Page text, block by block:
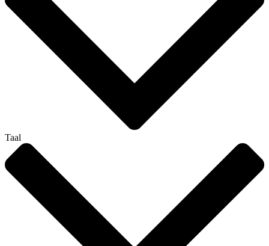
Taal